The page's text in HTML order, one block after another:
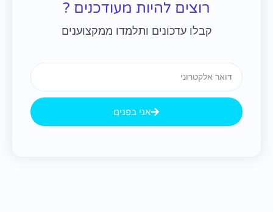
רוצים להיות מעודכנים ?
קבלו עדכונים ותלמדו ממקצוענים
אני בפנים